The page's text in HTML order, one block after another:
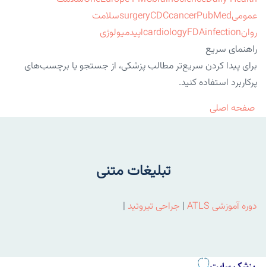
عمومی
surgeryCDCcancerPubMed
سلامت
روان
cardiologyFDAinfection
اپیدمیولوژی
راهنمای سریع
برای پیدا کردن سریع‌تر مطالب پزشکی، از جستجو یا برچسب‌های
پرکاربرد استفاده کنید.
صفحه اصلی
تبلیغات متنی
دوره آموزشی ATLS | جراحی تیروئید |